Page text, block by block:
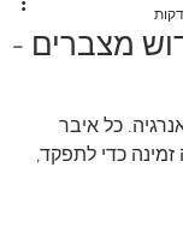
מצברים -
כל איבר
זמינה כדי לתפקד,